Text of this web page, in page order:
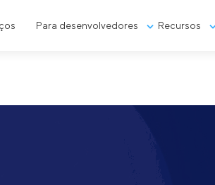
Para desenvolvedores Recursos